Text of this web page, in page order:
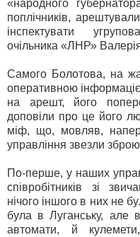
«народного
поплічників,
інспектувати
очільника «ЛНР»
Самого Болотова, на
оперативною
на арешт, його
доповіли про це його
міф, що, мовляв,
управління звезли
По-перше, у наших
співробітників зі
нічого іншого в них не
була в Луганську,
автомати, й